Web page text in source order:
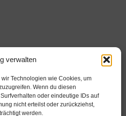
verwalten
Technologien wie Cookies, um
Wenn du diesen
oder eindeutige IDs auf
nicht erteilst oder zurückziehst,
werden.